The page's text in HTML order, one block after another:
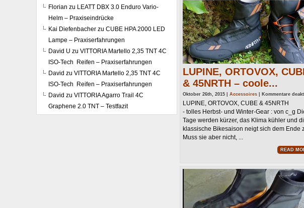
Florian zu LEATT DBX 3.0 Enduro Vario-
Helm – Praxiseindrücke
Kai Diefenbacher zu CUBE HPA 2000 LED
Lampe – Praxiserfahrungen
David U zu VITTORIA Martello 2,35 TNT 4C
ISO-Tech Reifen – Praxiserfahrungen
David zu VITTORIA Martello 2,35 TNT 4C
ISO-Tech Reifen – Praxiserfahrungen
David zu VITTORIA Agarro Trail 4C
Graphene 2.0 TNT – Testfazit
LUPINE, ORTOVOX,
& 45NRTH – coole...
Oktober 26th, 2015 | Accessoires Kommentare
LUPINE, ORTOVOX, CUBE & 45NRTH
- tolles Herbst- und Winter-Gear : von c_g
Tage werden kürzer, das Klima kühler und
klassische Bikesaison neigt sich dem Ende
Muss sie aber nicht, ...
READ